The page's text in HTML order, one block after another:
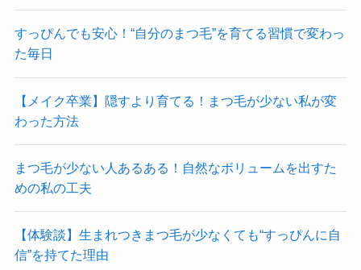
すっぴんでも安心！“自分のまつ毛”を育てる習慣で変わっ
た毎日
【メイク卒業】隠すより育てる！まつ毛が少ない私が変
わった方法
まつ毛が少ない人あるある！自然なボリュームを出すた
めの私の工夫
【体験談】生まれつきまつ毛が少なくても“すっぴんに自
信”を持てた理由